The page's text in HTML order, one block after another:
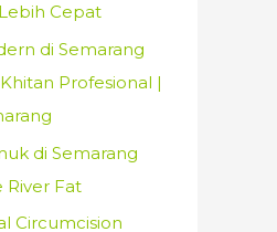
Cepat
di Semarang
Profesional |
di Semarang
Fat
Circumcision